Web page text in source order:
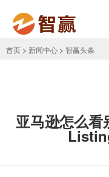
首页 > 新闻中心 > 智赢头条
亚马逊怎么看